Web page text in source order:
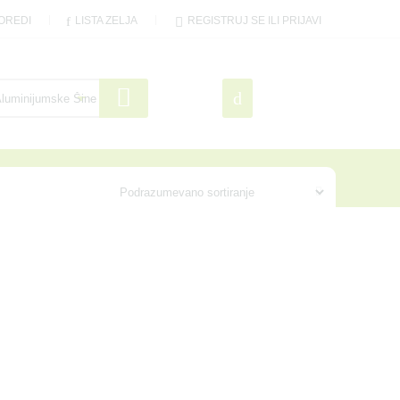
LISTA ZELJA REGISTRUJ SE ILI PRIJAVI